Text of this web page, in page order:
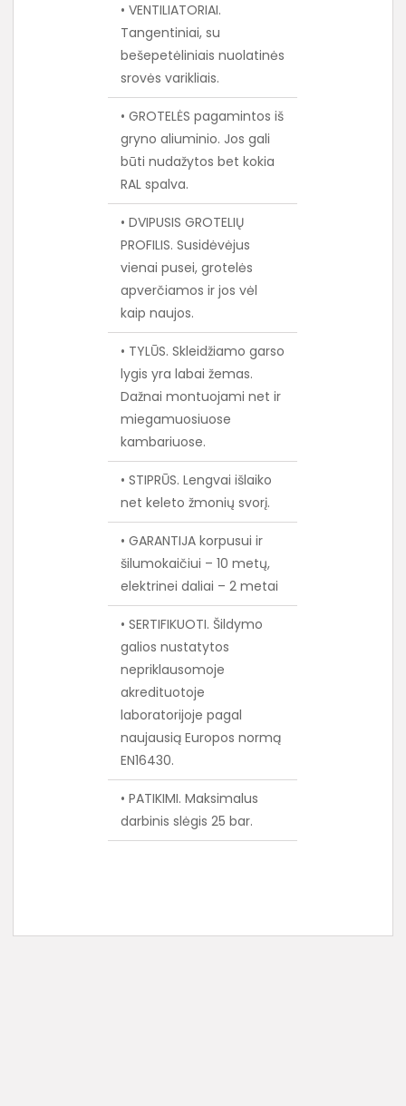
• VENTILIATORIAI.
Tangentiniai, su
bešepetėliniais nuolatinės
srovės varikliais.
• GROTELĖS pagamintos iš
gryno aliuminio. Jos gali
būti nudažytos bet kokia
RAL spalva.
• DVIPUSIS GROTELIŲ
PROFILIS. Susidėvėjus
vienai pusei, grotelės
apverčiamos ir jos vėl
kaip naujos.
• TYLŪS. Skleidžiamo garso
lygis yra labai žemas.
Dažnai montuojami net ir
miegamuosiuose
kambariuose.
• STIPRŪS. Lengvai išlaiko
net keleto žmonių svorį.
• GARANTIJA korpusui ir
šilumokaičiui – 10 metų,
elektrinei daliai – 2 metai
• SERTIFIKUOTI. Šildymo
galios nustatytos
nepriklausomoje
akredituotoje
laboratorijoje pagal
naujausią Europos normą
EN16430.
• PATIKIMI. Maksimalus
darbinis slėgis 25 bar.